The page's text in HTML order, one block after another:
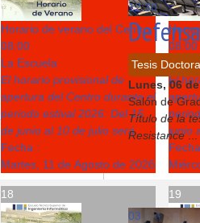
Horario de verano del Centro
08:00
La Escuela
El horario provisional de
apertura del Centro durante el
periodo estival 2026: Del 15
de junio al 10 de julio será
Fecha :
Martes, 11 de Agosto de 2026
08:00
La
El
junio
18 19
12:30
Tesis
Lunes, 06
Salón de
Título de la
Resistance...
03